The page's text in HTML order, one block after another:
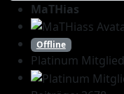
MaTHias
Offline
Platinum Mitglied